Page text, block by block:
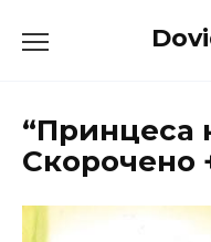
до
“Принцеса
Скорочено